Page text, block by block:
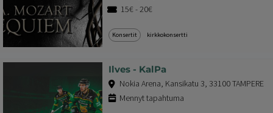
15€ - 20€
Konsertit kirkkokonsertti
Ilves - KalPa
Nokia Arena, Kansikatu 3, 33100 TAMPERE
Mennyt tapahtuma